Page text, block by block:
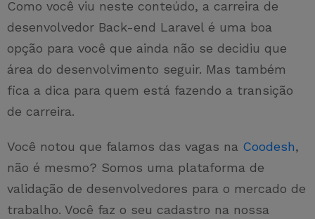
Como você viu neste conteúdo, a carreira de
desenvolvedor Back-end Laravel é uma boa
opção para você que ainda não se decidiu que
área do desenvolvimento seguir. Mas também
fica a dica para quem está fazendo a transição
de carreira.
Você notou que falamos das vagas na Coodesh,
não é mesmo? Somos uma plataforma de
validação de desenvolvedores para o mercado de
trabalho. Você faz o seu cadastro na nossa